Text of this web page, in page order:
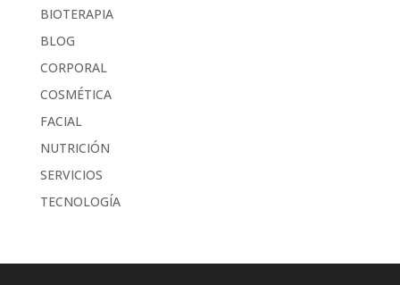
BIOTERAPIA
BLOG
CORPORAL
COSMÉTICA
FACIAL
NUTRICIÓN
SERVICIOS
TECNOLOGÍA